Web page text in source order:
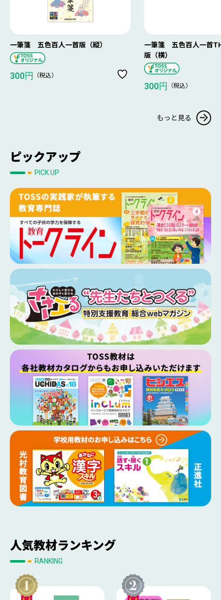
一筆箋 五色百人一首版（縦）
300円 （税込）
一筆箋 五色百人一首
版（横）
300円 （税込）
もっと見る
ピックアップ
PICK UP
人気教材ランキング
RANKING